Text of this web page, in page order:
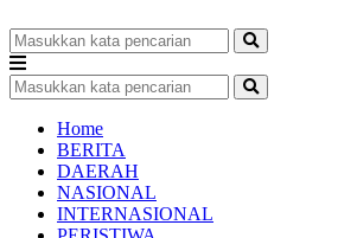
Home
BERITA
DAERAH
NASIONAL
INTERNASIONAL